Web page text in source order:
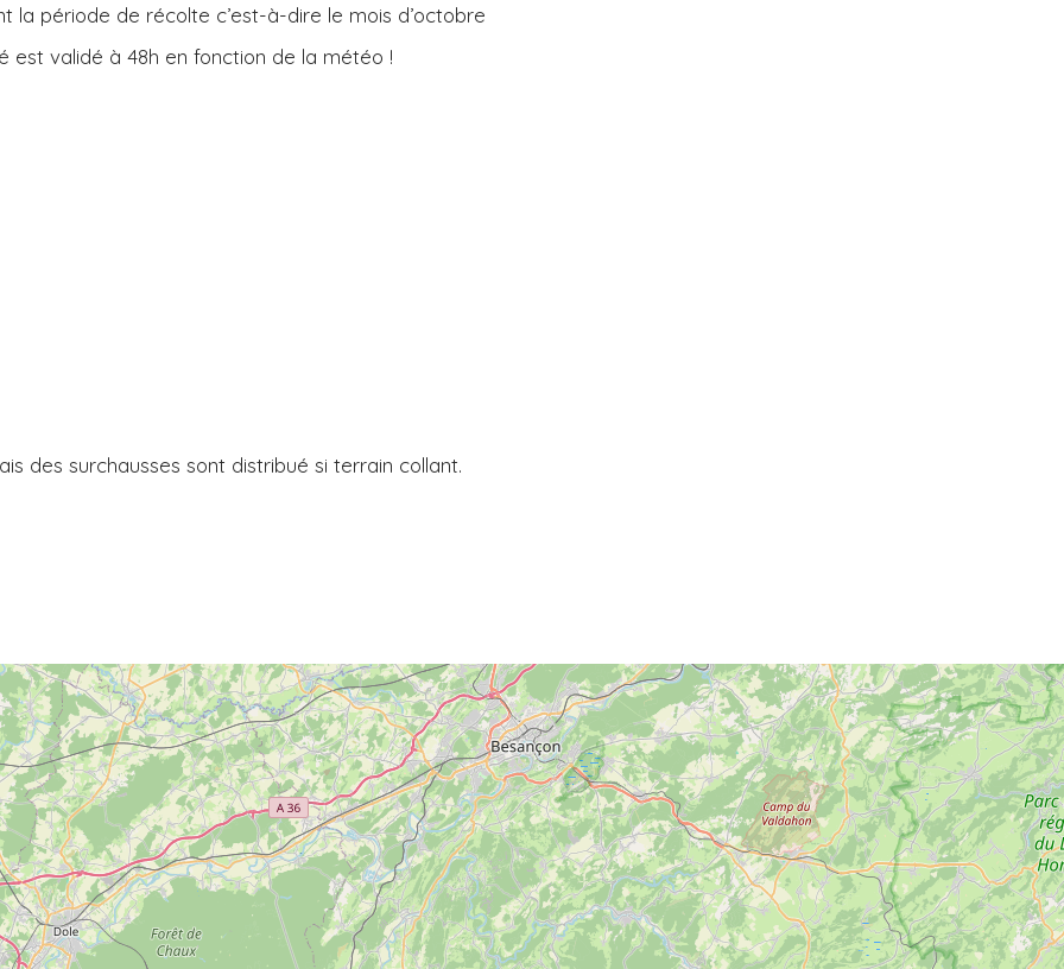
la période de récolte c’est-à-dire le mois d’octobre
est validé à 48h en fonction de la météo !
des surchausses sont distribué si terrain collant.